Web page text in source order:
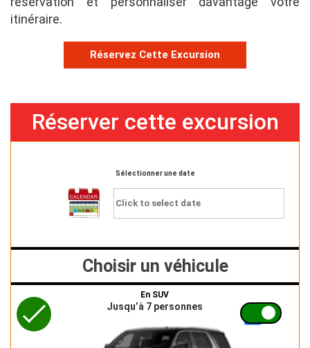
itinéraire.
Réservez Cette Excursion
Réserver cette excursion
Sélectionner une date
Choisir un véhicule
En SUV
Jusqu’à 7 personnes